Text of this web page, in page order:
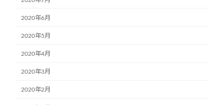
2020年6月
2020年5月
2020年4月
2020年3月
2020年2月